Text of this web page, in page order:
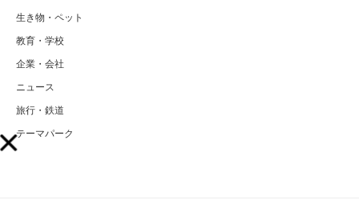
生き物・ペット
教育・学校
企業・会社
ニュース
旅行・鉄道
テーマパーク